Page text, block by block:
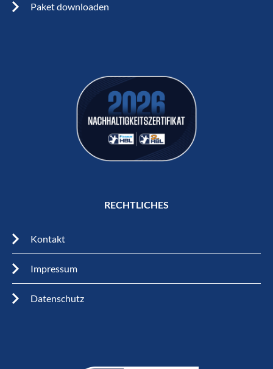
Paket downloaden
RECHTLICHES
Kontakt
Impressum
Datenschutz